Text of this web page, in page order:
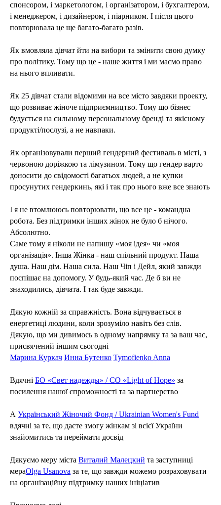
спонсором, і маркетологом, і організатором, і бухгалтером,
і менеджером, і дизайнером, і піарником. І після цього
повторювала це ще багато-багато разів.
Як вмовляла дівчат йти на вибори та змінити свою думку
про політику. Тому що це - наше життя і ми маємо право
на нього впливати.
Як 25 дівчат стали відомими на все місто завдяки проекту,
що розвиває жіноче підприємництво. Тому що бізнес
будується на сильному персональному бренді та якісному
продукті/послузі, а не навпаки.
Як організовували перший гендерний фестиваль в місті, з
червоною доріжкою та лімузином. Тому що гендер варто
доносити до свідомості багатьох людей, а не купки
просунутих гендеркинь, які і так про нього вже все знають
І я не втомлююсь повторювати, що все це - командна
робота. Без підтримки інших жінок не було б нічого.
Абсолютно.
Саме тому я ніколи не напишу «моя ідея» чи «моя
організація». Інша Жінка - наш спільний продукт. Наша
душа. Наш дім. Наша сила. Наш Чіп і Дейл, який завжди
поспішає на допомогу. У будь-який час. Де б ви не
знаходились, дівчата. І так буде завжди.
Дякую кожній за справжність. Вона відчувається в
енергетиці людини, коли зрозуміло навіть без слів.
Дякую, що ми дивимось в одному напрямку та за ваш час,
присвячений іншим сьогодні
Марина Куркач Инна Бутенко Tymofienko Anna
Вдячні БО «Свет надежды» / CO «Light of Hope» за
посилення нашої спроможності та за партнерство
А Український Жіночий Фонд / Ukrainian Women's Fund
вдячні за те, що даєте змогу жінкам зі всієї України
знайомитись та переймати досвід
Дякуємо меру міста Виталий Малецкий та заступниці
мераOlga Usanova за те, що завжди можемо розраховувати
на організаційну підтримку наших ініціатив